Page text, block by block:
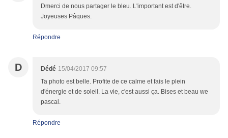
Dmerci de nous partager le bleu. L'important est d'être.
Joyeuses Pâques.
Répondre
D Dédé 15/04/2017 09:57
Ta photo est belle. Profite de ce calme et fais le plein
d'énergie et de soleil. La vie, c'est aussi ça. Bises et beau we
pascal.
Répondre